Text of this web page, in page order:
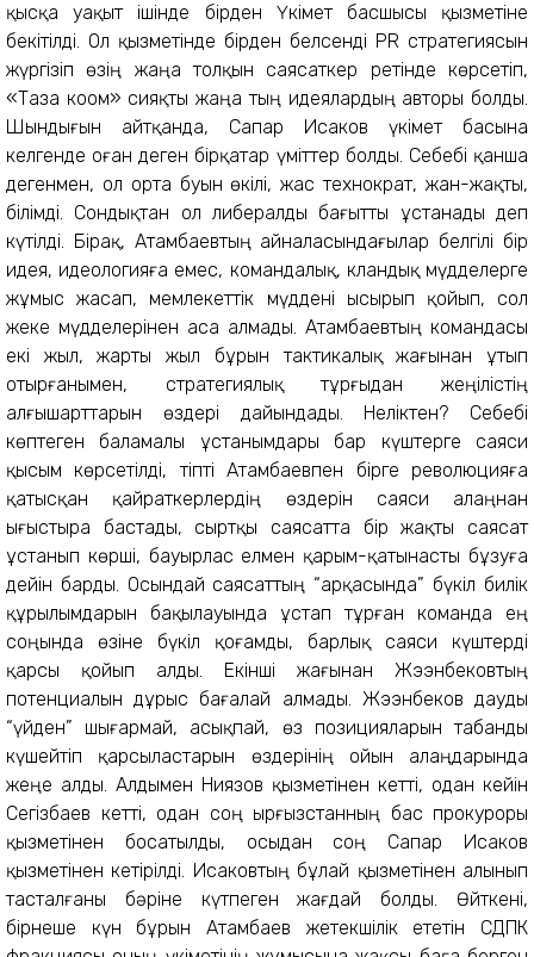
қысқа уақыт ішінде бірден Үкімет басшысы қызметіне
бекітілді. Ол қызметінде бірден белсенді PR стратегиясын
жүргізіп өзің жаңа толқын саясаткер ретінде көрсетіп,
«Таза коом» сияқты жаңа тың идеялардың авторы болды.
Шындығын айтқанда, Сапар Исаков үкімет басына
келгенде оған деген бірқатар үміттер болды. Себебі қанша
дегенмен, ол орта буын өкілі, жас технократ, жан-жақты,
білімді. Сондықтан ол либералды бағытты ұстанады деп
күтілді. Бірақ, Атамбаевтың айналасындағылар белгілі бір
идея, идеологияға емес, командалық, кландық мүдделерге
жұмыс жасап, мемлекеттік мүддені ысырып қойып, сол
жеке мүдделерінен аса алмады. Атамбаевтың командасы
екі жыл, жарты жыл бұрын тактикалық жағынан ұтып
отырғанымен, стратегиялық тұрғыдан жеңілістің
алғышарттарын өздері дайындады. Неліктен? Себебі
көптеген баламалы ұстанымдары бар күштерге саяси
қысым көрсетілді, тіпті Атамбаевпен бірге революцияға
қатысқан қайраткерлердің өздерін саяси алаңнан
ығыстыра бастады, сыртқы саясатта бір жақты саясат
ұстанып көрші, бауырлас елмен қарым-қатынасты бұзуға
дейін барды. Осындай саясаттың “арқасында” бүкіл билік
құрылымдарын бақылауында ұстап тұрған команда ең
соңында өзіне бүкіл қоғамды, барлық саяси күштерді
қарсы қойып алды. Екінші жағынан Жээнбековтың
потенциалын дұрыс бағалай алмады. Жээнбеков дауды
“үйден” шығармай, асықпай, өз позицияларын табанды
күшейтіп қарсыластарын өздерінің ойын алаңдарында
жеңе алды. Алдымен Ниязов қызметінен кетті, одан кейін
Сегізбаев кетті, одан соң Қырғызстанның бас прокуроры
қызметінен босатылды, осыдан соң Сапар Исаков
қызметінен кетірілді. Исаковтың бұлай қызметінен алынып
тасталғаны бәріне күтпеген жағдай болды. Өйткені,
бірнеше күн бұрын Атамбаев жетекшілік ететін СДПК